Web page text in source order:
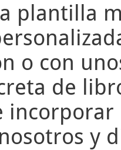
plantilla
o con
de
y